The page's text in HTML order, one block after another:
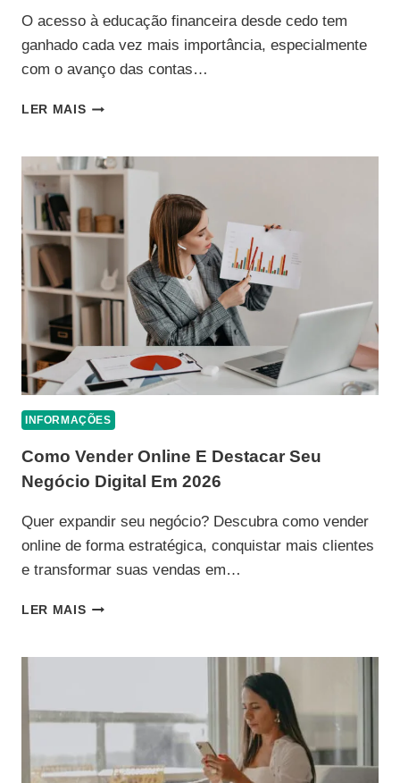
O acesso à educação financeira desde cedo tem
ganhado cada vez mais importância, especialmente
com o avanço das contas…
LER MAISCONTA
MENOR:
O
SABER
ANTES
USAR
O
MERCADO
INFORMAÇÕES
Como Vender Online E Destacar Seu
Negócio Digital Em 2026
Quer expandir seu negócio? Descubra como vender
online de forma estratégica, conquistar mais clientes
e transformar suas vendas em…
LER MAISCOMO
NEGÓCIO
EM
2026